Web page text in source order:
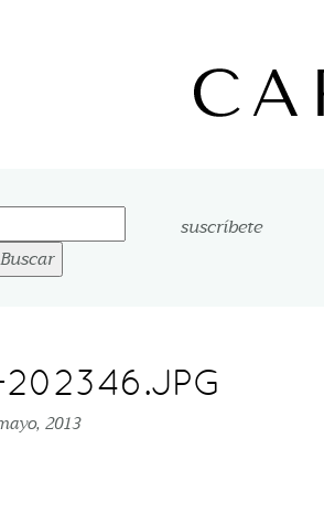
suscríbete
2013